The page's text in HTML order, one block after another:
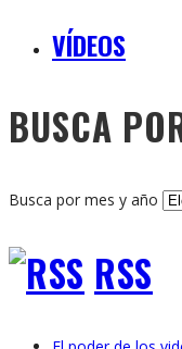
VÍDEOS
BUSCA
Busca por mes y año
RSS